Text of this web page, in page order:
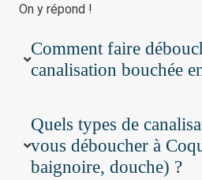
On y répond !
Comment faire
canalisation bouchée
Quels types de
vous déboucher à
baignoire, douche) ?